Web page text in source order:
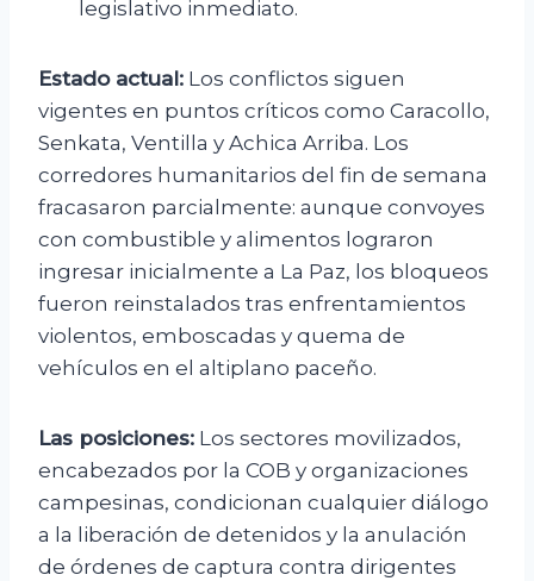
legislativo inmediato.
Estado actual: Los conflictos siguen
vigentes en puntos críticos como Caracollo,
Senkata, Ventilla y Achica Arriba. Los
corredores humanitarios del fin de semana
fracasaron parcialmente: aunque convoyes
con combustible y alimentos lograron
ingresar inicialmente a La Paz, los bloqueos
fueron reinstalados tras enfrentamientos
violentos, emboscadas y quema de
vehículos en el altiplano paceño.
Las posiciones: Los sectores movilizados,
encabezados por la COB y organizaciones
campesinas, condicionan cualquier diálogo
a la liberación de detenidos y la anulación
de órdenes de captura contra dirigentes